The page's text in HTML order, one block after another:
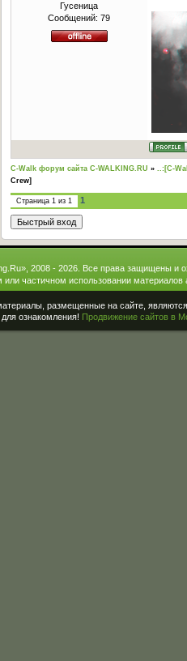
Гусеница
Сообщений:79
C-Walk форум сайта C-WALKING.RU » ..:[C-
Crew]
Страница 1 из 1 1
», 2008 - 2026. Все права защищены и
или частичном использовании материалов
размещенные на сайте,
ознакомления! Продвижение сайтов в